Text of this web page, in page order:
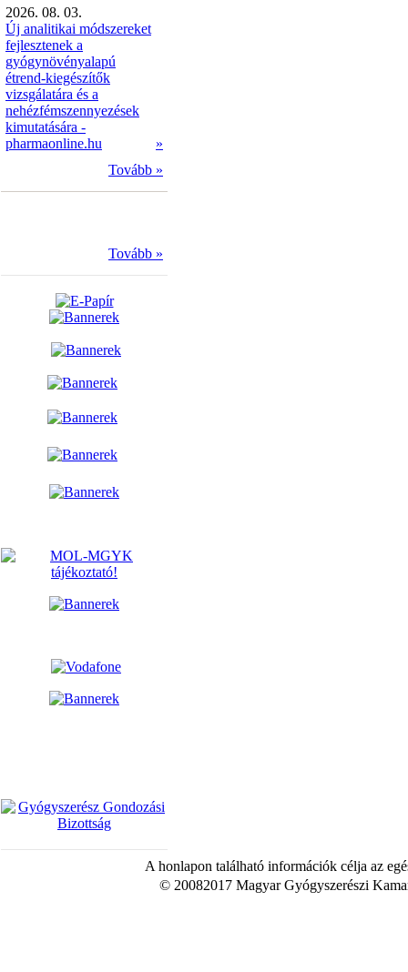
2026. 08. 03.
Új analitikai módszereket
fejlesztenek a
gyógynövényalapú
étrend-kiegészítők
vizsgálatára és a
nehézfémszennyezések
kimutatására -
pharmaonline.hu
»
Tovább »
Tovább »
A honlapon található információk célja az
© 20082017 Magyar Gyógyszerészi